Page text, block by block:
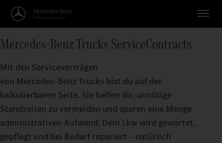
Mercedes‑Benz Trucks ServiceContracts
Mit den Serviceverträgen
von Mercedes‑Benz Trucks bist du auf der
kalkulierbaren Seite. Sie helfen dir, unnötige
Standzeiten zu vermeiden und sparen eine Menge
administrativen Aufwand. Dein Lkw wird gewartet,
gepflegt und bei Bedarf repariert – natürlich